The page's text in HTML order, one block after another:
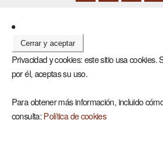
Privacidad y cookies: este sitio usa cookies.
por él, aceptas su uso.
Para obtener más información, incluido
consulta:Política de cookies